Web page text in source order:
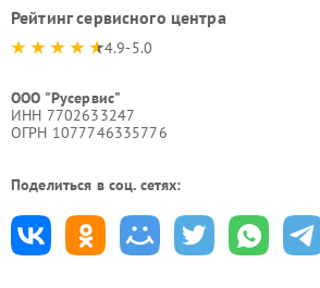
Рейтинг сервисного центра
4.9-5.0
ООО "Русервис"
ИНН 7702633247
ОГРН 1077746335776
Поделиться в соц. сетях: